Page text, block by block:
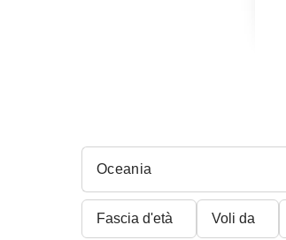
Fascia d'età Voli da